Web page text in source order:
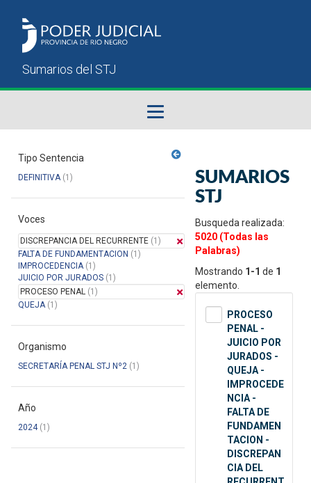
Sumarios del STJ
Manual del Usuario
Tipo Sentencia
DEFINITIVA(1)
Voces
DISCREPANCIA DEL RECURRENTE (1)
FALTA DE FUNDAMENTACION (1)
IMPROCEDENCIA(1)
JUICIO POR JURADOS (1)
PROCESO PENAL (1)
QUEJA(1)
Organismo
SECRETARÍA PENAL STJ Nº2 (1)
Año
2024(1)
SUMARIOS
STJ
Busqueda realizada:
5020 (Todas las
Palabras)
Mostrando 1-1 de 1
elemento.
PROCESO
PENAL -
JUICIO POR
JURADOS -
QUEJA -
IMPROCEDE
NCIA -
FALTA DE
FUNDAMEN
TACION -
DISCREPAN
CIA DEL